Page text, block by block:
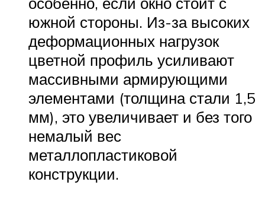
южной стороны. Из-за высоких
деформационных нагрузок
цветной профиль усиливают
массивными армирующими
элементами (толщина стали 1,5
мм), это увеличивает и без того
немалый вес
металлопластиковой
конструкции.